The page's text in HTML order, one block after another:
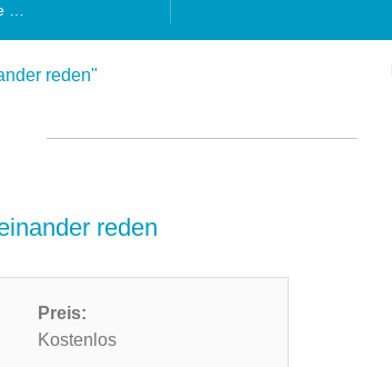
…
reden"
reden
Preis:
Kostenlos